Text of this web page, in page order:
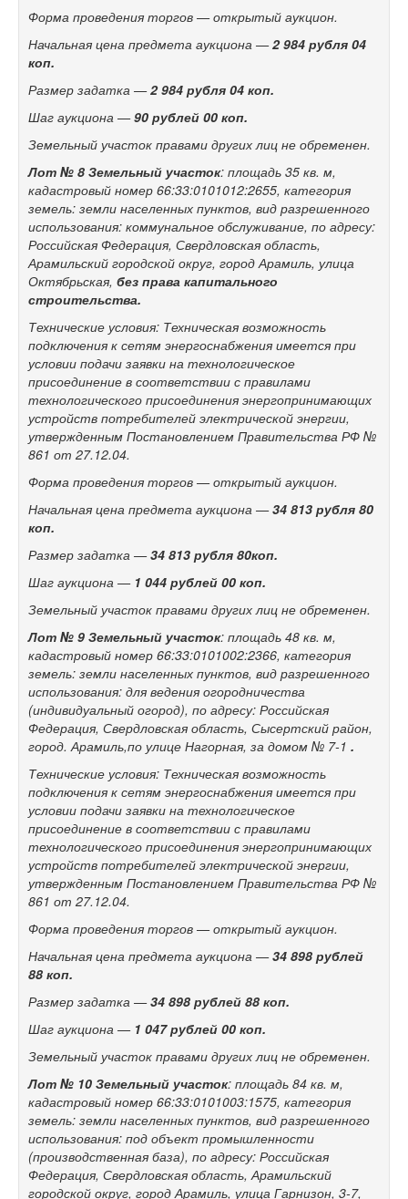
Форма проведения торгов — открытый аукцион.
Начальная цена предмета аукциона —2 984 рубля 04
коп.
Размер задатка —2 984 рубля 04 коп.
Шаг аукциона —90 рублей 00 коп.
Земельный участок правами других лиц не обременен.
Лот № 8 Земельный участок: площадь 35 кв. м,
кадастровый номер 66:33:0101012:2655, категория
земель: земли населенных пунктов, вид разрешенного
использования: коммунальное обслуживание, по адресу:
Российская Федерация, Свердловская область,
Арамильский городской округ, город Арамиль, улица
Октябрьская, без права капитального
строительства.
Технические условия: Техническая возможность
подключения к сетям энергоснабжения имеется при
условии подачи заявки на технологическое
присоединение в соответствии с правилами
технологического присоединения энергопринимающих
устройств потребителей электрической энергии,
утвержденным Постановлением Правительства РФ №
861 от 27.12.04.
Форма проведения торгов — открытый аукцион.
Начальная цена предмета аукциона —34 813 рубля 80
коп.
Размер задатка —34 813 рубля 80коп.
Шаг аукциона — 1 044 рублей 00 коп.
Земельный участок правами других лиц не обременен.
Лот № 9 Земельный участок: площадь 48 кв. м,
кадастровый номер 66:33:0101002:2366, категория
земель: земли населенных пунктов, вид разрешенного
использования: для ведения огородничества
(индивидуальный огород), по адресу: Российская
Федерация, Свердловская область, Сысертский район,
город. Арамиль,по улице Нагорная, за домом № 7-1 .
Технические условия: Техническая возможность
подключения к сетям энергоснабжения имеется при
условии подачи заявки на технологическое
присоединение в соответствии с правилами
технологического присоединения энергопринимающих
устройств потребителей электрической энергии,
утвержденным Постановлением Правительства РФ №
861 от 27.12.04.
Форма проведения торгов — открытый аукцион.
Начальная цена предмета аукциона —34 898 рублей
88 коп.
Размер задатка —34 898 рублей 88 коп.
Шаг аукциона — 1 047 рублей 00 коп.
Земельный участок правами других лиц не обременен.
Лот № 10 Земельный участок: площадь 84 кв. м,
кадастровый номер 66:33:0101003:1575, категория
земель: земли населенных пунктов, вид разрешенного
использования: под объект промышленности
(производственная база), по адресу: Российская
Федерация, Свердловская область, Арамильский
городской округ, город Арамиль, улица Гарнизон, 3-7,